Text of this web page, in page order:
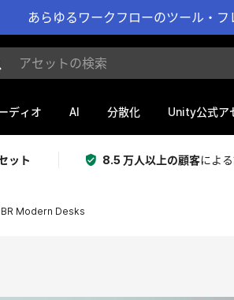
あらゆるワークフローのツール・
ットの検索
ディオ AI 分散化 Unity公式ア
ット 8.5 万人以上の顧客によ
Modern Desks